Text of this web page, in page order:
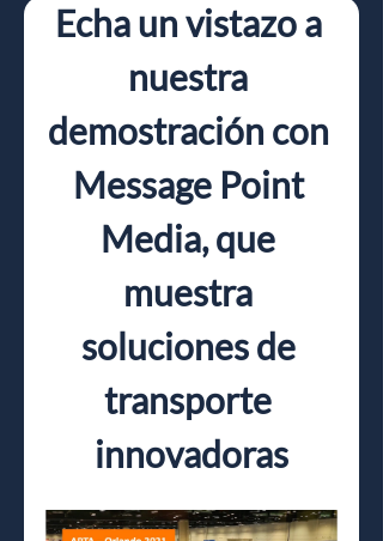
Echa un vistazo a
nuestra
demostración con
Message Point
Media, que
muestra
soluciones de
transporte
innovadoras